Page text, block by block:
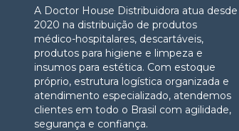
A Doctor House Distribuidora atua desde
2020 na distribuição de produtos
médico-hospitalares, descartáveis,
produtos para higiene e limpeza e
insumos para estética. Com estoque
próprio, estrutura logística organizada e
atendimento especializado, atendemos
clientes em todo o Brasil com agilidade,
segurança e confiança.